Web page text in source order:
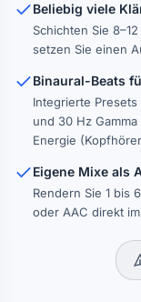
Beliebig viele
Schichten Sie
setzen Sie einen
Binaural-Beats
Integrierte Presets
und 30 Hz
Energie
Eigene Mixe als
Rendern Sie 1 bis
oder AAC direkt